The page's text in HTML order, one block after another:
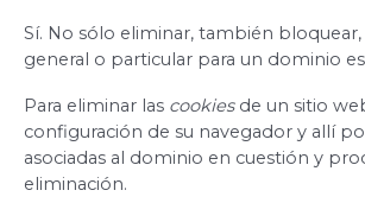
Sí. No sólo eliminar, también
general o particular para un dominio
Para eliminar las cookiesde un sitio
configuración de su navegador y allí
asociadas al dominio en cuestión y
eliminación.